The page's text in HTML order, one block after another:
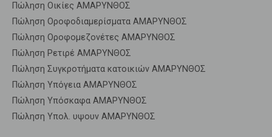
Πώληση Οικίες ΑΜΑΡΥΝΘΟΣ
Πώληση Οροφοδιαμερίσματα ΑΜΑΡΥΝΘΟΣ
Πώληση Οροφομεζονέτες ΑΜΑΡΥΝΘΟΣ
Πώληση Ρετιρέ ΑΜΑΡΥΝΘΟΣ
Πώληση Συγκροτήματα κατοικιών ΑΜΑΡΥΝΘΟΣ
Πώληση Υπόγεια ΑΜΑΡΥΝΘΟΣ
Πώληση Υπόσκαφα ΑΜΑΡΥΝΘΟΣ
Πώληση Υπολ. υψουν ΑΜΑΡΥΝΘΟΣ